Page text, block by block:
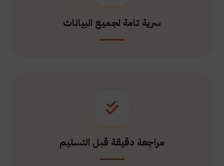
سرية تامة لجميع البيانات
مراجعة دقيقة قبل التسليم